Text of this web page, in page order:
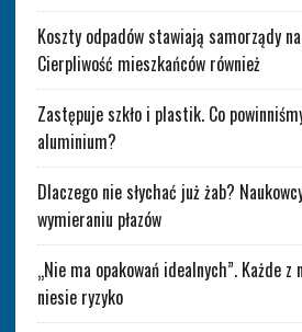
Koszty odpadów stawiają samorządy
Cierpliwość mieszkańców również
Zastępuje szkło i plastik. Co
aluminium?
Dlaczego nie słychać już żab?
wymieraniu płazów
„Nie ma opakowań idealnych”. Każde
niesie ryzyko